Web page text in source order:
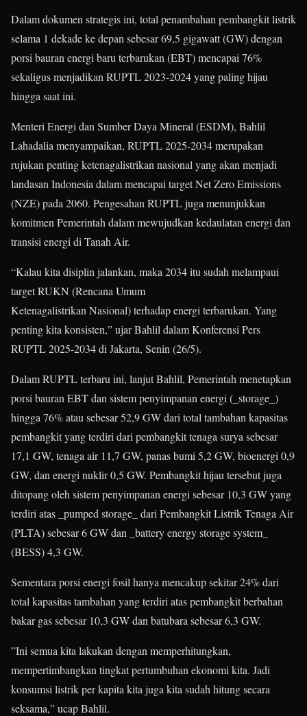
Dalam dokumen strategis ini, total penambahan pembangkit listrik
selama 1 dekade ke depan sebesar 69,5 gigawatt (GW) dengan
porsi bauran energi baru terbarukan (EBT) mencapai 76%
sekaligus menjadikan RUPTL 2023-2024 yang paling hijau
hingga saat ini.
Menteri Energi dan Sumber Daya Mineral (ESDM), Bahlil
Lahadalia menyampaikan, RUPTL 2025-2034 merupakan
rujukan penting ketenagalistrikan nasional yang akan menjadi
landasan Indonesia dalam mencapai target Net Zero Emissions
(NZE) pada 2060. Pengesahan RUPTL juga menunjukkan
komitmen Pemerintah dalam mewujudkan kedaulatan energi dan
transisi energi di Tanah Air.
“Kalau kita disiplin jalankan, maka 2034 itu sudah melampaui
target RUKN (Rencana Umum
Ketenagalistrikan Nasional) terhadap energi terbarukan. Yang
penting kita konsisten,” ujar Bahlil dalam Konferensi Pers
RUPTL 2025-2034 di Jakarta, Senin (26/5).
Dalam RUPTL terbaru ini, lanjut Bahlil, Pemerintah menetapkan
porsi bauran EBT dan sistem penyimpanan energi (_storage_)
hingga 76% atau sebesar 52,9 GW dari total tambahan kapasitas
pembangkit yang terdiri dari pembangkit tenaga surya sebesar
17,1 GW, tenaga air 11,7 GW, panas bumi 5,2 GW, bioenergi 0,9
GW, dan energi nuklir 0,5 GW. Pembangkit hijau tersebut juga
ditopang oleh sistem penyimpanan energi sebesar 10,3 GW yang
terdiri atas _pumped storage_ dari Pembangkit Listrik Tenaga Air
(PLTA) sebesar 6 GW dan _battery energy storage system_
(BESS) 4,3 GW.
Sementara porsi energi fosil hanya mencakup sekitar 24% dari
total kapasitas tambahan yang terdiri atas pembangkit berbahan
bakar gas sebesar 10,3 GW dan batubara sebesar 6,3 GW.
”Ini semua kita lakukan dengan memperhitungkan,
mempertimbangkan tingkat pertumbuhan ekonomi kita. Jadi
konsumsi listrik per kapita kita juga kita sudah hitung secara
seksama,” ucap Bahlil.